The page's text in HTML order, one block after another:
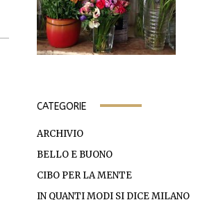
CATEGORIE
ARCHIVIO
BELLO E BUONO
CIBO PER LA MENTE
IN QUANTI MODI SI DICE MILANO